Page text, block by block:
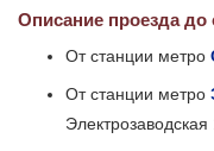
Описание проезда
От станции метро
От станции метро